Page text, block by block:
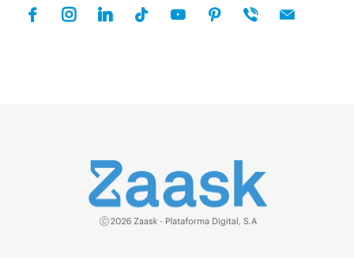
facebookinstagramlinkedintiktok youtubepinterest
viber mail